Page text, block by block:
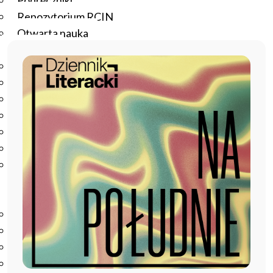
Repozytorium RCIN
Otwarta nauka
Studia podyplomowe
Szkolenia
Szkoła Doktorska Anthropos
Erasmus
Olimpiada Literatury i Języka Polskiego
Olimpiada Literatury i Języka Polskiego dla Szkół
Podstawowych
Biblioteka
O bibliotece
Godziny otwarcia
Katalog
Nowości